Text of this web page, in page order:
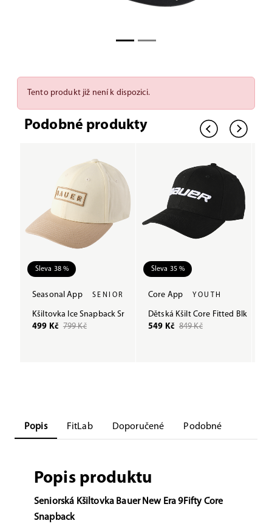
Tento produkt již není k dispozici.
Podobné produkty
Sleva 38 %
Seasonal App SENIOR
Kšiltovka Ice Snapback Sr
499 Kč 799 Kč
Sleva 35 %
Core App YOUTH
Dětská Kšilt Core Fitted Blk
549 Kč 849 Kč
Popis FitLab Doporučené Podobné
Popis produktu
Seniorská Kšiltovka Bauer New Era 9Fifty Core
Snapback